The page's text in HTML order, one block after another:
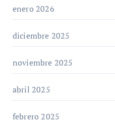
enero 2026
diciembre 2025
noviembre 2025
abril 2025
febrero 2025